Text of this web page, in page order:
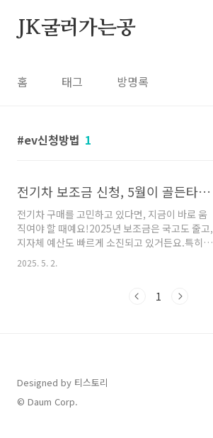
JK굴러가는공
홈 태그 방명록
ev신청방법 1
전기차 보조금 신청, 5월이 골든타임!
전기차 구매를 고민하고 있다면, 지금이 바로 움
직여야 할 때예요!2025년 보조금은 국고도 줄고,
지자체 예산도 빠르게 소진되고 있거든요.특히 5
월은 전기차 출고 + 보조금 신청이 몰리는 골든타
임이라조금만 늦어도 보조금을 못 받을 수 있어
차량 보급을 위해 구매 지원금을 제공하는 제도
진 가속화인기 차종은 조기 마감 (아이오닉5, 모
델3 등)5월 신청 → 6~7월 출고 타이밍 좋음출고
2025. 5. 2.
1
Designed by 티스토리
© Daum Corp.